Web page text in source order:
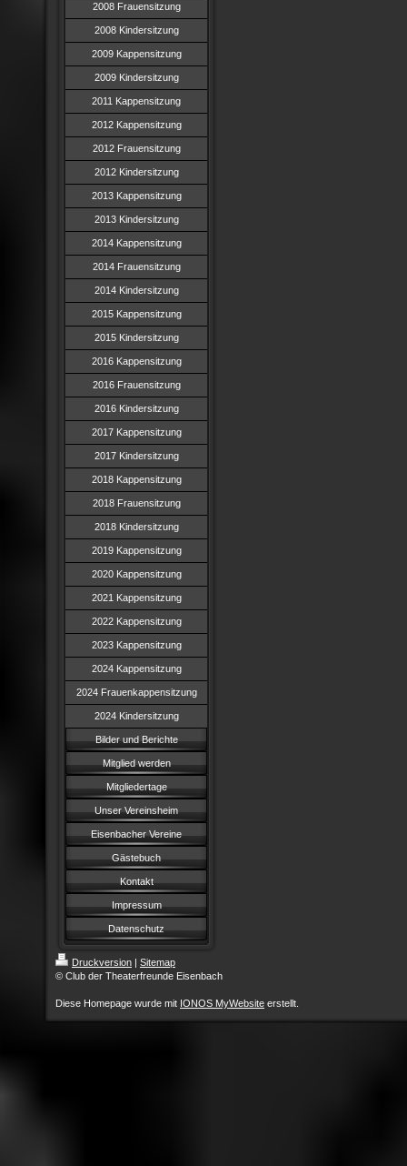
2008 Frauensitzung
2008 Kindersitzung
2009 Kappensitzung
2009 Kindersitzung
2011 Kappensitzung
2012 Kappensitzung
2012 Frauensitzung
2012 Kindersitzung
2013 Kappensitzung
2013 Kindersitzung
2014 Kappensitzung
2014 Frauensitzung
2014 Kindersitzung
2015 Kappensitzung
2015 Kindersitzung
2016 Kappensitzung
2016 Frauensitzung
2016 Kindersitzung
2017 Kappensitzung
2017 Kindersitzung
2018 Kappensitzung
2018 Frauensitzung
2018 Kindersitzung
2019 Kappensitzung
2020 Kappensitzung
2021 Kappensitzung
2022 Kappensitzung
2023 Kappensitzung
2024 Kappensitzung
2024 Frauenkappensitzung
2024 Kindersitzung
Bilder und Berichte
Mitglied werden
Mitgliedertage
Unser Vereinsheim
Eisenbacher Vereine
Gästebuch
Kontakt
Impressum
Datenschutz
Druckversion | Sitemap
© Club der Theaterfreunde Eisenbach
Diese Homepage wurde mit IONOS MyWebsite erstellt.